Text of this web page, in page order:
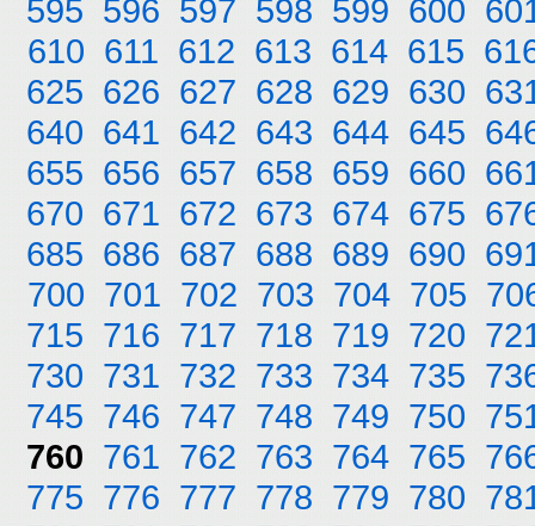
595 596 597 598 599 600
610 611 612 613 614 615
625 626 627 628 629 630
640 641 642 643 644 645
655 656 657 658 659 660
670 671 672 673 674 675
685 686 687 688 689 690
700 701 702 703 704 705
715 716 717 718 719 720
730 731 732 733 734 735
745 746 747 748 749 750
760 761 762 763 764 765
775 776 777 778 779 780